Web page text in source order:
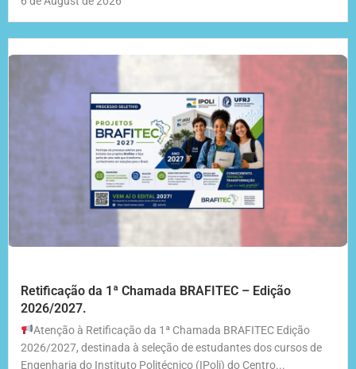
Retificação da 1ª Chamada BRAFITEC – Edição
2026/2027.
Atenção à Retificação da 1ª Chamada BRAFITEC Edição
2026/2027, destinada à seleção de estudantes dos cursos de
Engenharia do Instituto Politécnico (IPoli) do Centro...